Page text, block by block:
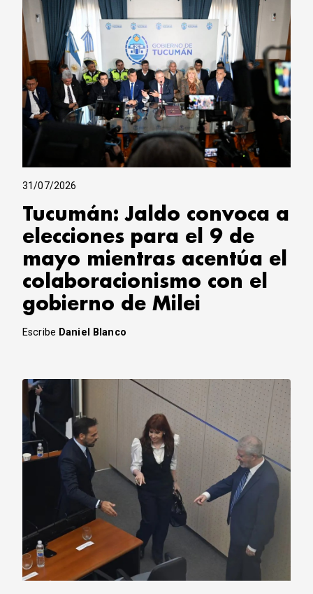
31/07/2026
Tucumán: Jaldo convoca a
elecciones para el 9 de
mayo mientras acentúa el
colaboracionismo con el
gobierno de Milei
Escribe Daniel Blanco